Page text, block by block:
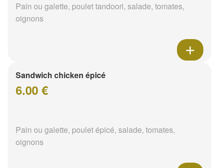
Pain ou galette, poulet tandoori, salade, tomates,
oignons
Sandwich chicken épicé
6.00 €
Pain ou galette, poulet épicé, salade, tomates,
oignons